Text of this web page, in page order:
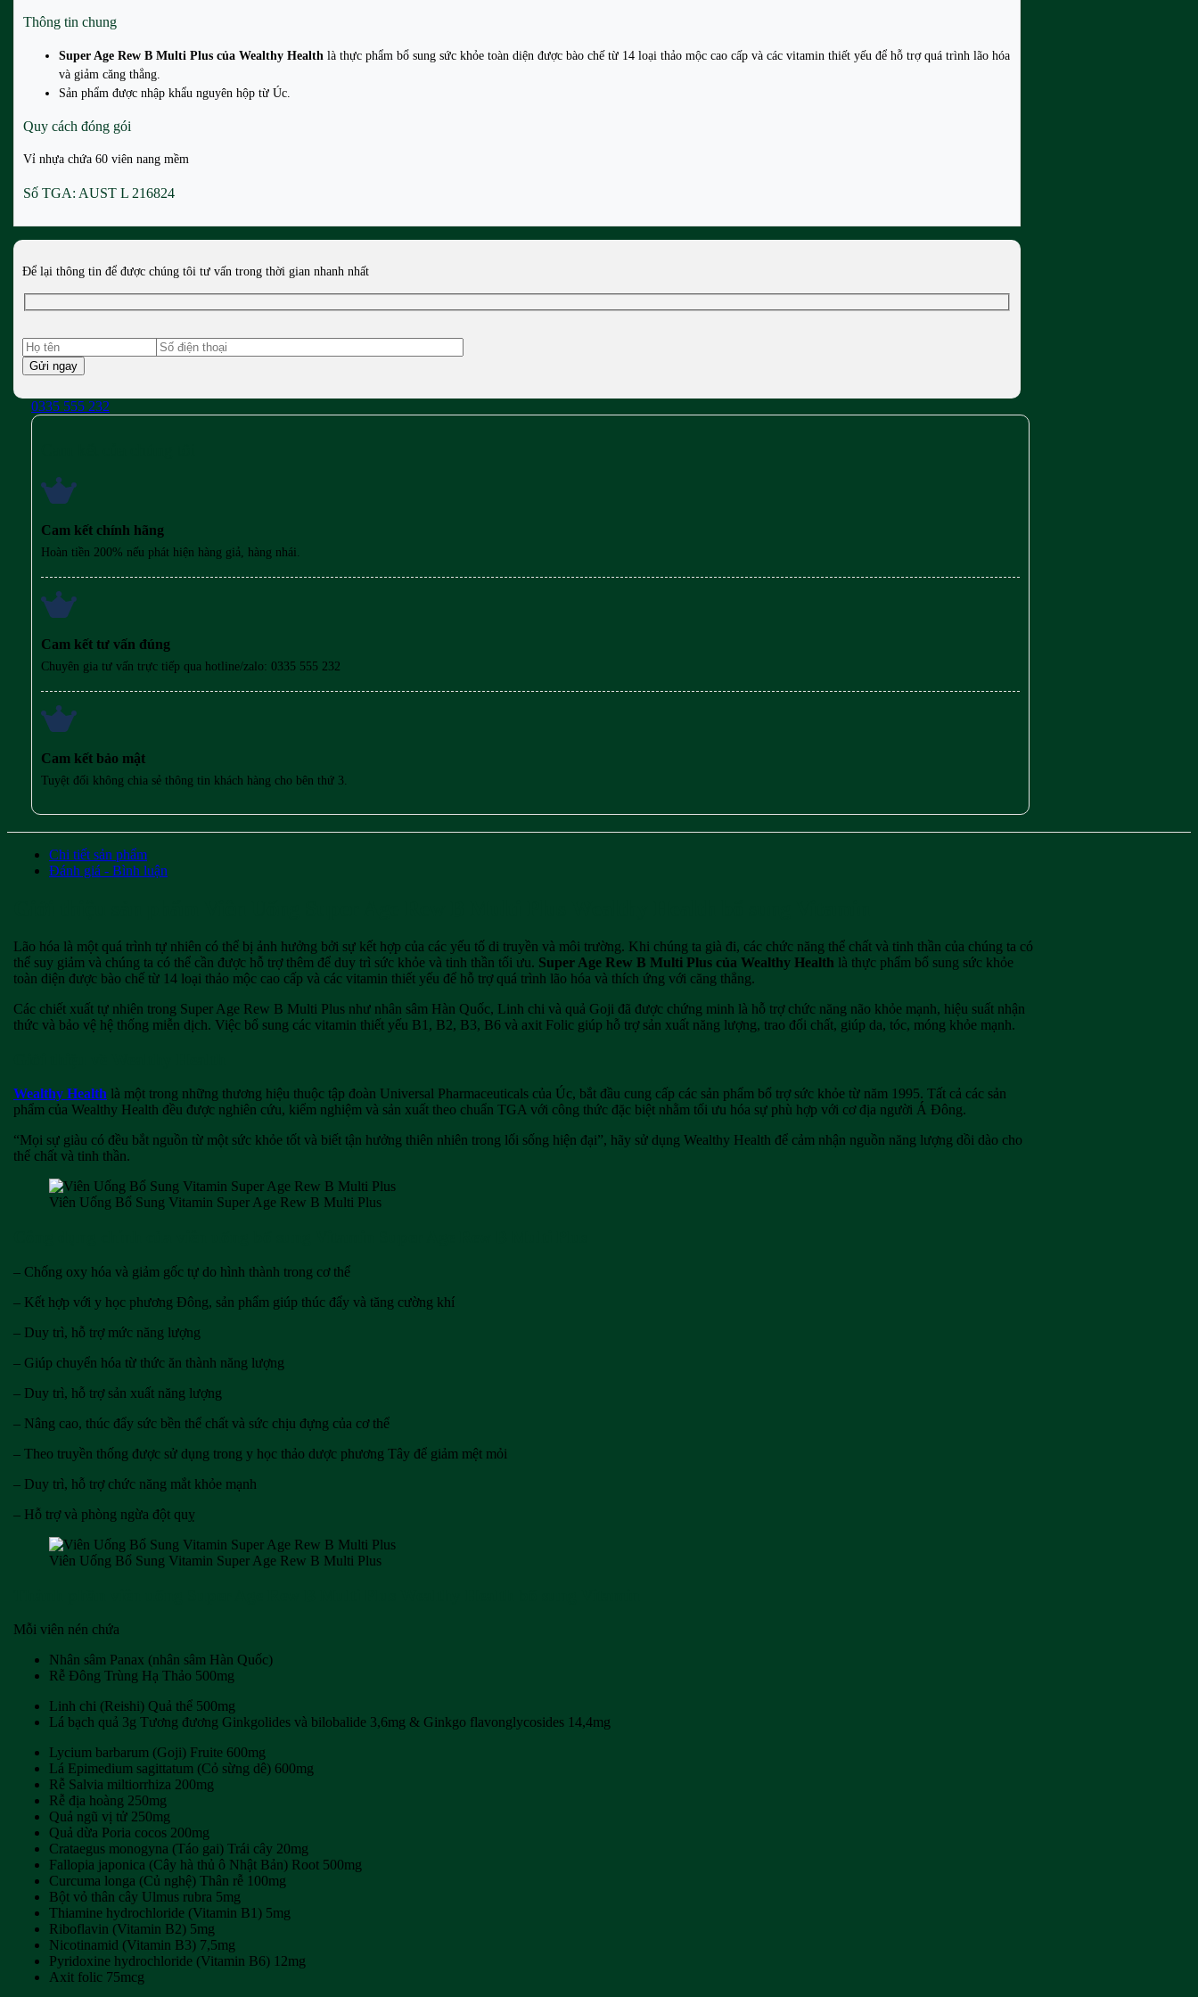
Thông tin chung
Super Age Rew B Multi Plus của Wealthy Health là thực phẩm bổ sung sức khỏe toàn diện được bào chế từ 14 loại thảo mộc cao cấp và các vitamin thiết yếu để hỗ trợ quá trình lão hóa
và giảm căng thẳng.
Sản phẩm được nhập khẩu nguyên hộp từ Úc.
Quy cách đóng gói
Vỉ nhựa chứa 60 viên nang mềm
Số TGA: AUST L 216824
Để lại thông tin để được chúng tôi tư vấn trong thời gian nhanh nhất
0335 555 232
Cam kết chính hãng
Hoàn tiền 200% nếu phát hiện hàng giả, hàng nhái.
Cam kết tư vấn đúng
Chuyên gia tư vấn trực tiếp qua hotline/zalo: 0335 555 232
Cam kết bảo mật
Tuyệt đối không chia sẻ thông tin khách hàng cho bên thứ 3.
Chi tiết sản phẩm
Đánh giá - Bình luận
Lão hóa là một quá trình tự nhiên có thể bị ảnh hưởng bởi sự kết hợp của các yếu tố di truyền và môi trường. Khi chúng ta già đi, các chức năng thể chất và tinh thần của chúng ta có
thể suy giảm và chúng ta có thể cần được hỗ trợ thêm để duy trì sức khỏe và tinh thần tối ưu. Super Age Rew B Multi Plus của Wealthy Health là thực phẩm bổ sung sức khỏe
toàn diện được bào chế từ 14 loại thảo mộc cao cấp và các vitamin thiết yếu để hỗ trợ quá trình lão hóa và thích ứng với căng thẳng.
Các chiết xuất tự nhiên trong Super Age Rew B Multi Plus như nhân sâm Hàn Quốc, Linh chi và quả Goji đã được chứng minh là hỗ trợ chức năng não khỏe mạnh, hiệu suất nhận
thức và bảo vệ hệ thống miễn dịch. Việc bổ sung các vitamin thiết yếu B1, B2, B3, B6 và axit Folic giúp hỗ trợ sản xuất năng lượng, trao đổi chất, giúp da, tóc, móng khỏe mạnh.
Wealthy Health là một trong những thương hiệu thuộc tập đoàn Universal Pharmaceuticals của Úc, bắt đầu cung cấp các sản phẩm bổ trợ sức khỏe từ năm 1995. Tất cả các sản
phẩm của Wealthy Health đều được nghiên cứu, kiểm nghiệm và sản xuất theo chuẩn TGA với công thức đặc biệt nhằm tối ưu hóa sự phù hợp với cơ địa người Á Đông.
“Mọi sự giàu có đều bắt nguồn từ một sức khỏe tốt và biết tận hưởng thiên nhiên trong lối sống hiện đại”, hãy sử dụng Wealthy Health để cảm nhận nguồn năng lượng dồi dào cho
thể chất và tinh thần.
Viên Uống Bổ Sung Vitamin Super Age Rew B Multi Plus
– Chống oxy hóa và giảm gốc tự do hình thành trong cơ thể
– Kết hợp với y học phương Đông, sản phẩm giúp thúc đẩy và tăng cường khí
– Duy trì, hỗ trợ mức năng lượng
– Giúp chuyển hóa từ thức ăn thành năng lượng
– Duy trì, hỗ trợ sản xuất năng lượng
– Nâng cao, thúc đẩy sức bền thể chất và sức chịu đựng của cơ thể
– Theo truyền thống được sử dụng trong y học thảo dược phương Tây để giảm mệt mỏi
– Duy trì, hỗ trợ chức năng mắt khỏe mạnh
– Hỗ trợ và phòng ngừa đột quỵ
Viên Uống Bổ Sung Vitamin Super Age Rew B Multi Plus
Mỗi viên nén chứa
Nhân sâm Panax (nhân sâm Hàn Quốc)
Rễ Đông Trùng Hạ Thảo 500mg
Linh chi (Reishi) Quả thể 500mg
Lá bạch quả 3g Tương đương Ginkgolides và bilobalide 3,6mg & Ginkgo flavonglycosides 14,4mg
Lycium barbarum (Goji) Fruite 600mg
Lá Epimedium sagittatum (Cỏ sừng dê) 600mg
Rễ Salvia miltiorrhiza 200mg
Rễ địa hoàng 250mg
Quả ngũ vị tử 250mg
Quả dừa Poria cocos 200mg
Crataegus monogyna (Táo gai) Trái cây 20mg
Fallopia japonica (Cây hà thủ ô Nhật Bản) Root 500mg
Curcuma longa (Củ nghệ) Thân rễ 100mg
Bột vỏ thân cây Ulmus rubra 5mg
Thiamine hydrochloride (Vitamin B1) 5mg
Riboflavin (Vitamin B2) 5mg
Nicotinamid (Vitamin B3) 7,5mg
Pyridoxine hydrochloride (Vitamin B6) 12mg
Axit folic 75mcg